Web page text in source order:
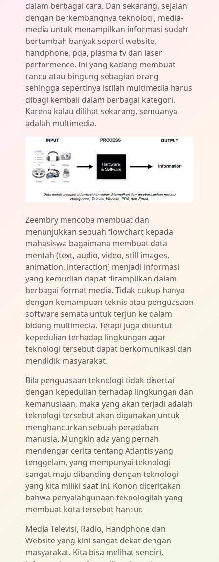
dalam berbagai cara. Dan sekarang, sejalan
dengan berkembangnya teknologi, media-
media untuk menampilkan informasi sudah
bertambah banyak seperti website,
handphone, pda, plasma tv dan laser
performence. Ini yang kadang membuat
rancu atau bingung sebagian orang
sehingga sepertinya istilah multimedia harus
dibagi kembali dalam berbagai kategori.
Karena kalau dilihat sekarang, semuanya
adalah multimedia.
Zeembry mencoba membuat dan
menunjukkan sebuah flowchart kepada
mahasiswa bagaimana membuat data
mentah (text, audio, video, still images,
animation, interaction) menjadi informasi
yang kemudian dapat ditampilkan dalam
berbagai format media. Tidak cukup hanya
dengan kemampuan teknis atau penguasaan
software semata untuk terjun ke dalam
bidang multimedia. Tetapi juga dituntut
kepedulian terhadap lingkungan agar
teknologi tersebut dapat berkomunikasi dan
mendidik masyarakat.
Bila penguasaan teknologi tidak disertai
dengan kepedulian terhadap lingkungan dan
kemanusiaan, maka yang akan terjadi adalah
teknologi tersebut akan digunakan untuk
menghancurkan sebuah peradaban
manusia. Mungkin ada yang pernah
mendengar cerita tentang Atlantis yang
tenggelam, yang mempunyai teknologi
sangat maju dibanding dengan teknologi
yang kita miliki saat ini. Konon diceritakan
bahwa penyalahgunaan teknologilah yang
membuat kota tersebut hancur.
Media Televisi, Radio, Handphone dan
Website yang kini sangat dekat dengan
masyarakat. Kita bisa melihat sendiri,